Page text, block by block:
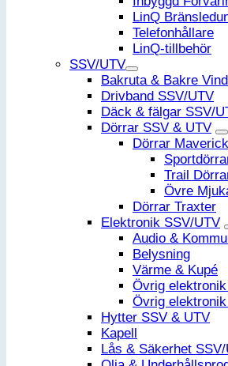
LinQ
Telefonhållare
LinQ-tillbehör
SSV/UTV
Bakruta & Bakre
Drivband SSV/UTV
Däck & fälgar SSV/
Dörrar SSV & UTV
Dörrar Maverick
Trail
Övre
Dörrar Traxter
Elektronik SSV/UTV
Audio &
Belysning
Värme & Kupé
Övrig
Övrig
Hytter SSV & UTV
Kapell
Lås & Säkerhet